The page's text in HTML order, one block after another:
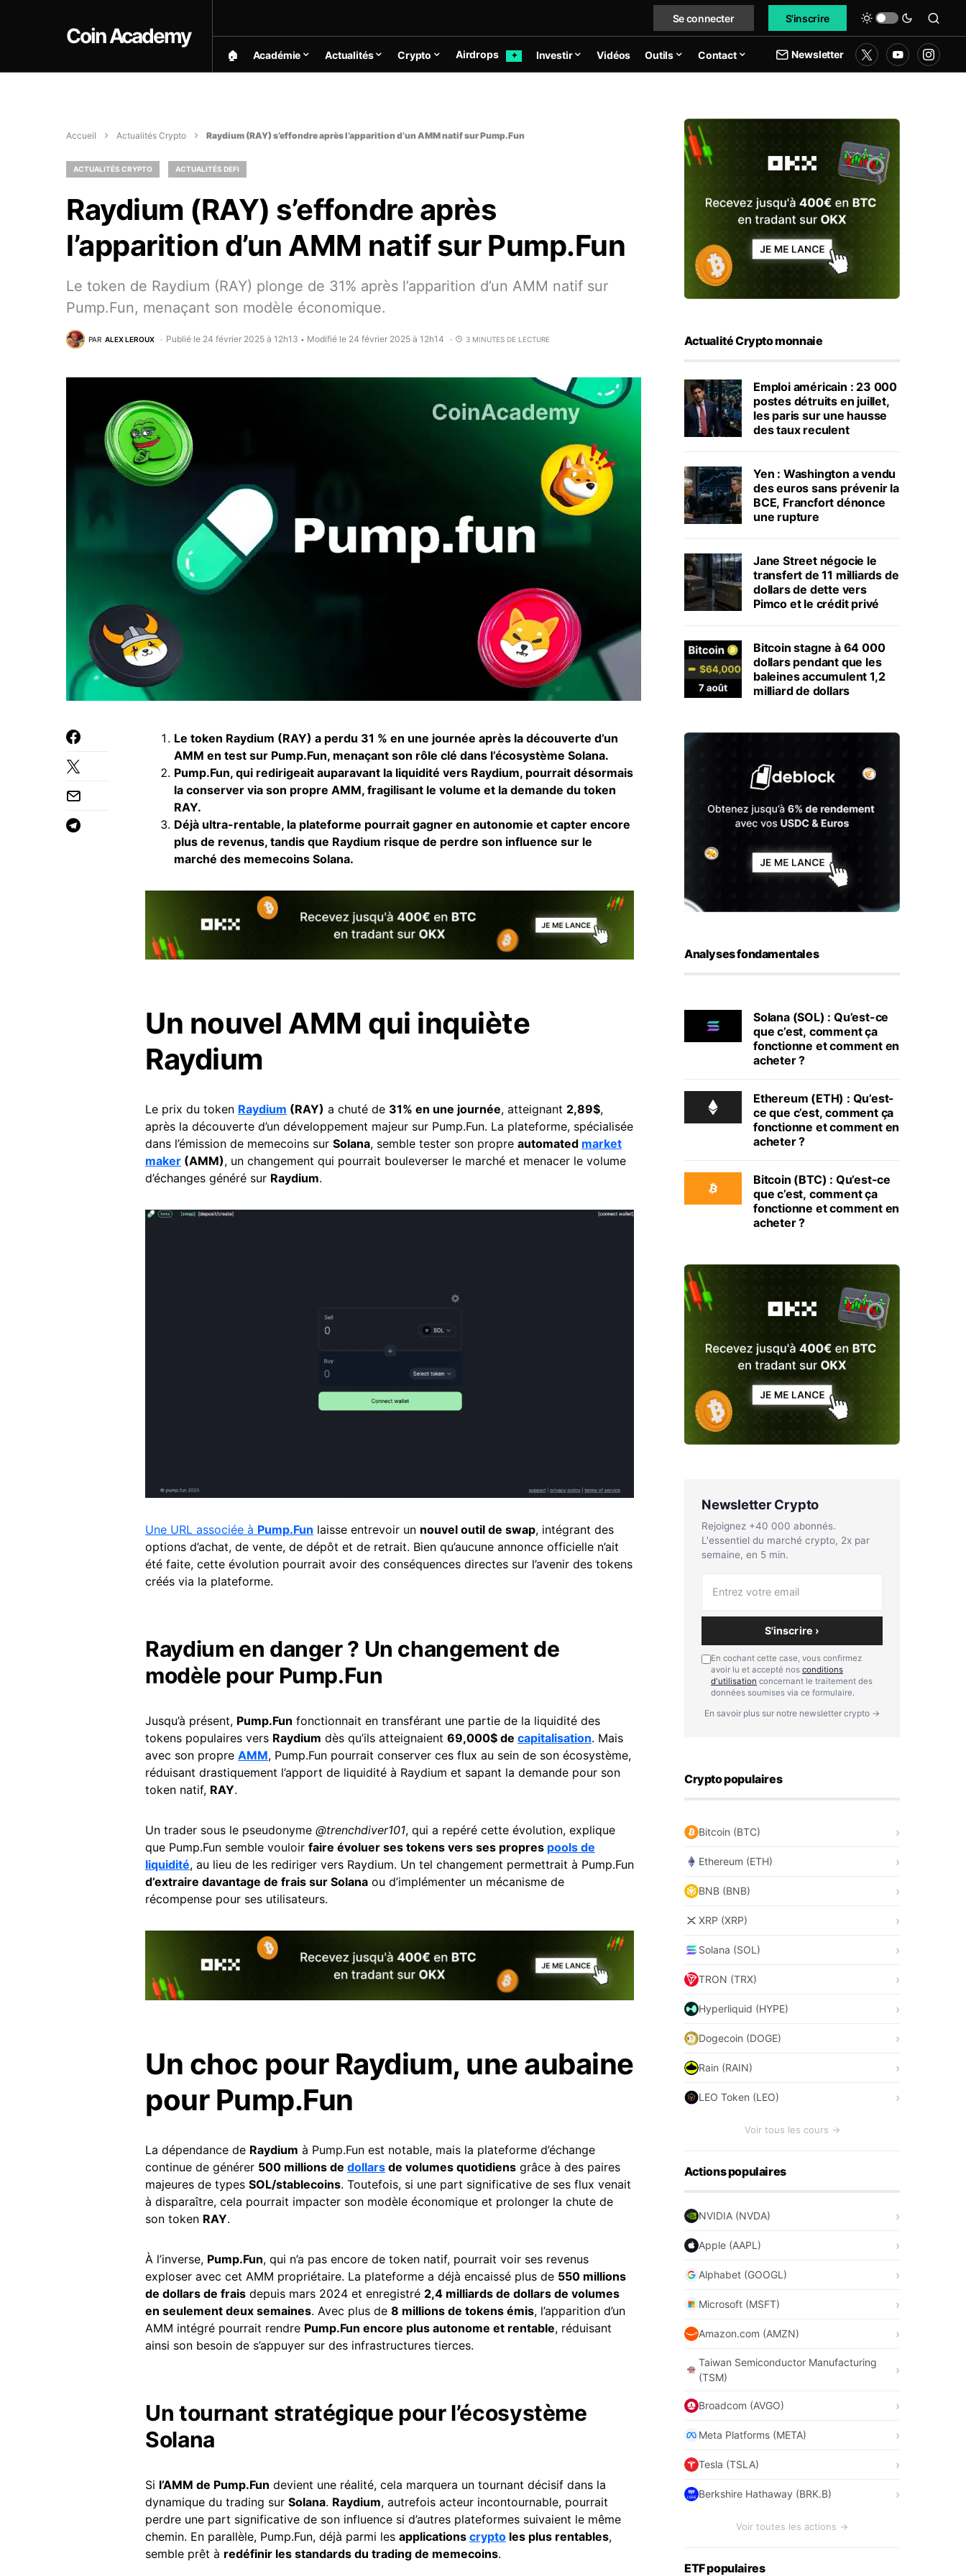
Coin Academy
Se connecter S'inscrire
🏠︎ Académie Actualités Crypto Airdrops ✦ Investir Vidéos Outils Contact Newsletter
Accueil Actualités Crypto Raydium (RAY) s’effondre après l’apparition d’un AMM natif sur Pump.Fun
ACTUALITÉS CRYPTO ACTUALITÉS DEFI
Raydium (RAY) s’effondre après
l’apparition d’un AMM natif sur Pump.Fun
Le token de Raydium (RAY) plonge de 31% après l’apparition d’un AMM natif sur
Pump.Fun, menaçant son modèle économique.
PAR ALEX LEROUX Publié le 24 février 2025 à 12h13 • Modifié le 24 février 2025 à 12h14 3 MINUTES DE LECTURE
Le token Raydium (RAY) a perdu 31 % en une journée après la découverte d’un
AMM en test sur Pump.Fun, menaçant son rôle clé dans l’écosystème Solana.
Pump.Fun, qui redirigeait auparavant la liquidité vers Raydium, pourrait désormais
la conserver via son propre AMM, fragilisant le volume et la demande du token
RAY.
Déjà ultra-rentable, la plateforme pourrait gagner en autonomie et capter encore
plus de revenus, tandis que Raydium risque de perdre son influence sur le
marché des memecoins Solana.
Un nouvel AMM qui inquiète
Raydium
Le prix du token Raydium (RAY) a chuté de 31% en une journée, atteignant 2,89$,
après la découverte d’un développement majeur sur Pump.Fun. La plateforme, spécialisée
dans l’émission de memecoins sur Solana, semble tester son propre automated market
maker (AMM), un changement qui pourrait bouleverser le marché et menacer le volume
d’échanges généré sur Raydium.
Une URL associée à Pump.Fun laisse entrevoir un nouvel outil de swap, intégrant des
options d’achat, de vente, de dépôt et de retrait. Bien qu’aucune annonce officielle n’ait
été faite, cette évolution pourrait avoir des conséquences directes sur l’avenir des tokens
créés via la plateforme.
Raydium en danger ? Un changement de
modèle pour Pump.Fun
Jusqu’à présent, Pump.Fun fonctionnait en transférant une partie de la liquidité des
tokens populaires vers Raydium dès qu’ils atteignaient 69,000$ de capitalisation. Mais
avec son propre AMM, Pump.Fun pourrait conserver ces flux au sein de son écosystème,
réduisant drastiquement l’apport de liquidité à Raydium et sapant la demande pour son
token natif, RAY.
Un trader sous le pseudonyme @trenchdiver101, qui a repéré cette évolution, explique
que Pump.Fun semble vouloir faire évoluer ses tokens vers ses propres pools de
liquidité, au lieu de les rediriger vers Raydium. Un tel changement permettrait à Pump.Fun
d’extraire davantage de frais sur Solana ou d’implémenter un mécanisme de
récompense pour ses utilisateurs.
Un choc pour Raydium, une aubaine
pour Pump.Fun
La dépendance de Raydium à Pump.Fun est notable, mais la plateforme d’échange
continue de générer 500 millions de dollars de volumes quotidiens grâce à des paires
majeures de types SOL/stablecoins. Toutefois, si une part significative de ses flux venait
à disparaître, cela pourrait impacter son modèle économique et prolonger la chute de
son token RAY.
À l’inverse, Pump.Fun, qui n’a pas encore de token natif, pourrait voir ses revenus
exploser avec cet AMM propriétaire. La plateforme a déjà encaissé plus de 550 millions
de dollars de frais depuis mars 2024 et enregistré 2,4 milliards de dollars de volumes
en seulement deux semaines. Avec plus de 8 millions de tokens émis, l’apparition d’un
AMM intégré pourrait rendre Pump.Fun encore plus autonome et rentable, réduisant
ainsi son besoin de s’appuyer sur des infrastructures tierces.
Un tournant stratégique pour l’écosystème
Solana
Si l’AMM de Pump.Fun devient une réalité, cela marquera un tournant décisif dans la
dynamique du trading sur Solana. Raydium, autrefois acteur incontournable, pourrait
perdre une part significative de son influence si d’autres plateformes suivaient le même
chemin. En parallèle, Pump.Fun, déjà parmi les applications crypto les plus rentables,
semble prêt à redéfinir les standards du trading de memecoins.
Actualité Crypto monnaie
Emploi américain : 23 000
postes détruits en juillet,
les paris sur une hausse
des taux reculent
Yen : Washington a vendu
des euros sans prévenir la
BCE, Francfort dénonce
une rupture
Jane Street négocie le
transfert de 11 milliards de
dollars de dette vers
Pimco et le crédit privé
Bitcoin stagne à 64 000
dollars pendant que les
baleines accumulent 1,2
milliard de dollars
Analyses fondamentales
Solana (SOL) : Qu’est-ce
que c’est, comment ça
fonctionne et comment en
acheter ?
Ethereum (ETH) : Qu’est-
ce que c’est, comment ça
fonctionne et comment en
acheter ?
Bitcoin (BTC) : Qu’est-ce
que c’est, comment ça
fonctionne et comment en
acheter ?
Newsletter Crypto
Rejoignez +40 000 abonnés.
L'essentiel du marché crypto, 2x par
semaine, en 5 min.
S'inscrire ›
En cochant cette case, vous confirmez
avoir lu et accepté nos conditions
d'utilisation concernant le traitement des
données soumises via ce formulaire.
En savoir plus sur notre newsletter crypto →
Crypto populaires
Bitcoin (BTC)
Ethereum (ETH)
BNB (BNB)
XRP (XRP)
Solana (SOL)
TRON (TRX)
Hyperliquid (HYPE)
Dogecoin (DOGE)
Rain (RAIN)
LEO Token (LEO)
Voir tous les cours →
Actions populaires
NVIDIA (NVDA)
Apple (AAPL)
Alphabet (GOOGL)
Microsoft (MSFT)
Amazon.com (AMZN)
Taiwan Semiconductor Manufacturing
(TSM)
Broadcom (AVGO)
Meta Platforms (META)
Tesla (TSLA)
Berkshire Hathaway (BRK.B)
Voir toutes les actions →
ETF populaires